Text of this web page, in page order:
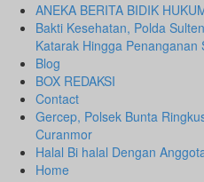
ANEKA BERITA BIDIK
Bakti Kesehatan, Polda
Katarak Hingga Penanganan
Blog
BOX REDAKSI
Contact
Gercep, Polsek Bunta
Curanmor
Halal Bi halal Dengan
Home